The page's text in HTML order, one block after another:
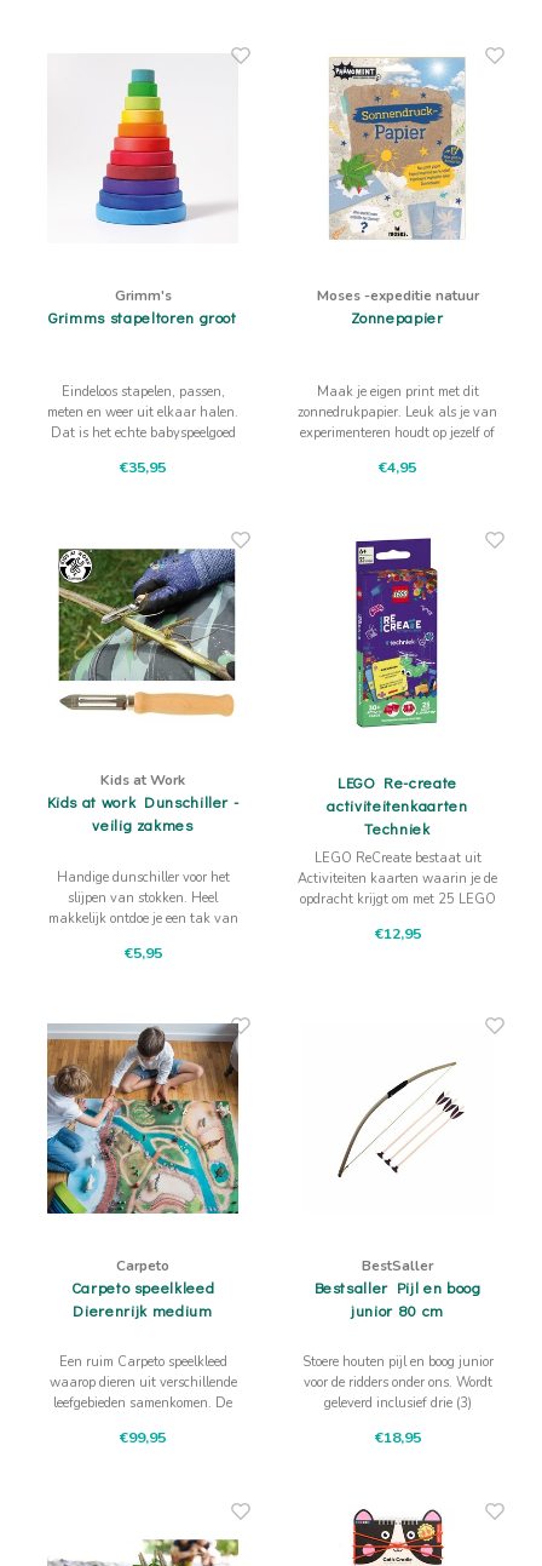
Grimm's
Grimms stapeltoren groot
Eindeloos stapelen, passen,
meten en weer uit elkaar halen.
Dat is het echte babyspeelgoed
€35,95
Moses -expeditie natuur
Zonnepapier
Maak je eigen print met dit
zonnedrukpapier. Leuk als je van
experimenteren houdt op jezelf of
€4,95
Kids at Work
Kids at work Dunschiller -
veilig zakmes
Handige dunschiller voor het
slijpen van stokken. Heel
makkelijk ontdoe je een tak van
wel Whittling peeler genoemd.
€5,95
LEGO Re-create
activiteitenkaarten
Techniek
LEGO ReCreate bestaat uit
Activiteiten kaarten waarin je de
opdracht krijgt om met 25 LEGO
bouwen.
€12,95
Carpeto
Carpeto speelkleed
Dierenrijk medium
Een ruim Carpeto speelkleed
waarop dieren uit verschillende
leefgebieden samenkomen. De
aan houten dieren, blokken en
€99,95
BestSaller
Bestsaller Pijl en boog
junior 80 cm
Stoere houten pijl en boog junior
voor de ridders onder ons. Wordt
geleverd inclusief drie (3)
€18,95